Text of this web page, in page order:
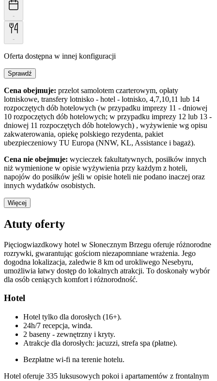
-
-
Oferta dostępna w innej konfiguracji
Sprawdź
Cena obejmuje: przelot samolotem czarterowym, opłaty
lotniskowe, transfery lotnisko - hotel - lotnisko, 4,7,10,11 lub 14
rozpoczętych dób hotelowych (w przypadku imprezy 11 - dniowej
10 rozpoczętych dób hotelowych; w przypadku imprezy 12 lub 13 -
dniowej 11 rozpoczętych dób hotelowych) , wyżywienie wg opisu
zakwaterowania, opiekę polskiego rezydenta, pakiet
ubezpieczeniowy TU Europa (NNW, KL, Assistance i bagaż).
Cena nie obejmuje: wycieczek fakultatywnych, posiłków innych
niż wymienione w opisie wyżywienia przy każdym z hoteli,
napojów do posiłków jeśli w opisie hoteli nie podano inaczej oraz
innych wydatków osobistych.
Więcej
Atuty oferty
Pięciogwiazdkowy hotel w Słonecznym Brzegu oferuje różnorodne
rozrywki, gwarantując gościom niezapomniane wrażenia. Jego
dogodna lokalizacja, zaledwie 8 km od urokliwego Nesebyru,
umożliwia łatwy dostęp do lokalnych atrakcji. To doskonały wybór
dla osób ceniących komfort i różnorodność.
Hotel
Hotel tylko dla dorosłych (16+).
24h/7 recepcja, winda.
2 baseny - zewnętrzny i kryty.
Atrakcje dla dorosłych: jacuzzi, strefa spa (płatne).
Bezpłatne wi-fi na terenie hotelu.
Hotel oferuje 335 luksusowych pokoi i apartamentów z frontalnym